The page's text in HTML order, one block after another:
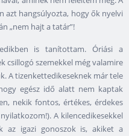
azt hangsúlyozta, hogy ők nyelvi
„nem hajt a tatár”!
is tanítottam. Óriási a
csillogó szemekkel még valamire
A tizenkettedikeseknek már tele
egész idő alatt nem kaptak
nekik fontos, értékes, érdekes
A kilencedikesekkel
az igazi gonoszok is, akiket a